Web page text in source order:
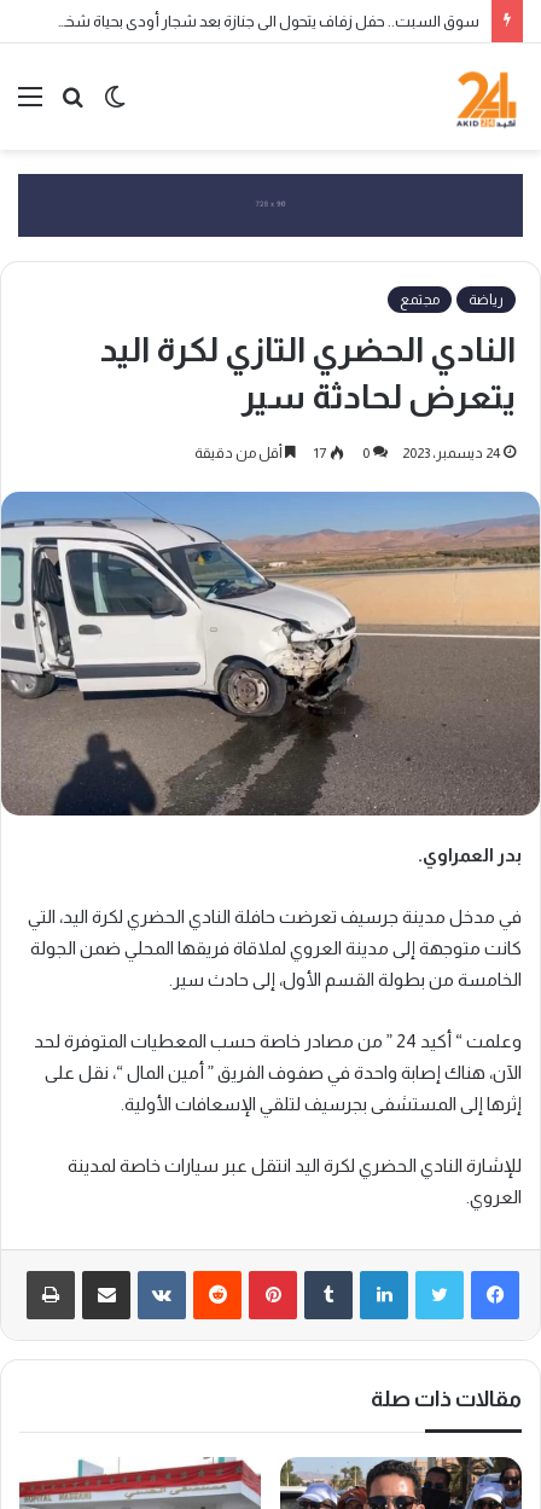
سوق السبت.. حفل زفاف يتحول الى جنازة بعد شجار أودى بحياة شخص واصابة 3 أخرين
بحث
الوضع
رياضة مجتمع
النادي الحضري التازي لكرة اليد
يتعرض لحادثة سير
24 ديسمبر، 2023 0
17 أقل من دقيقة
بدر العمراوي.
في مدخل مدينة جرسيف تعرضت حافلة النادي الحضري لكرة اليد، التي
كانت متوجهة إلى مدينة العروي لملاقاة فريقها المحلي ضمن الجولة
الخامسة من بطولة القسم الأول، إلى حادث سير.
وعلمت “ أكيد 24 ” من مصادر خاصة حسب المعطيات المتوفرة لحد
الآن، هناك إصابة واحدة في صفوف الفريق ” أمين المال “، نقل على
إثرها إلى المستشفى بجرسيف لتلقي الإسعافات الأولية.
للإشارة النادي الحضري لكرة اليد انتقل عبر سيارات خاصة لمدينة
العروي.
لينكدإن بينتيريست ‏VKontakte
مقالات ذات صلة